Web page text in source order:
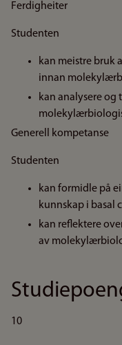
Ferdigheiter
Studenten
kan meistre bruk
innan
kan analysere og
Generell kompetanse
Studenten
kan formidle på
kunnskap i
kan reflektere
av
10